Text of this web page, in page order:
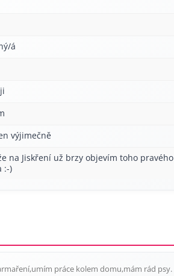
á
výjimečně
na Jiskření už brzy objevím toho pravého
:-)
práce kolem domu,mám rád psy.